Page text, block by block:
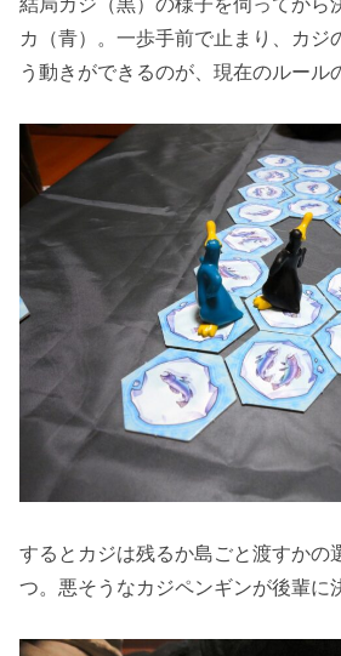
カ（青）。一歩手前で止まり、カジ
う動きができるのが、現在のルール
するとカジは残るか島ごと渡すかの
つ。悪そうなカジペンギンが後輩に